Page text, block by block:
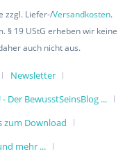
zzgl. Liefer-/Versandkosten.
§ 19 UStG erheben wir keine
auch nicht aus.
Newsletter
- Der BewusstSeinsBlog ...
zum Download
mehr ...